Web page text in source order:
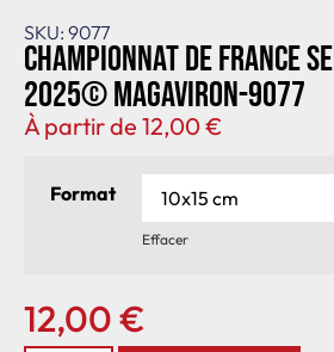
SKU: 9077
Championnat de France
2025© MagAviron-9077
À partir de 12,00€
Format
Effacer
12,00€